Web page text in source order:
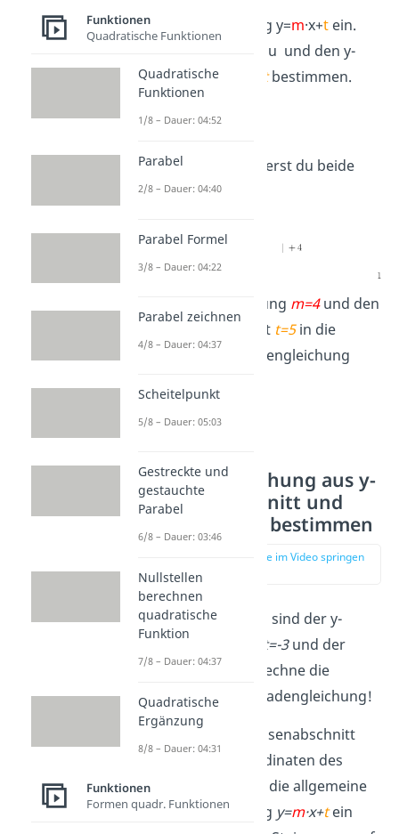
Geradengleichung y=m·x+t ein.
Dadurch kannst du und den y-
Achsenabschnitt
tbestimmen.
Als Nächstes addierst du beide
Seiten mit 4.
. Setze die Steigung m=4und den
y-Achsenabschnitt t=5in die
allgemeine Geradengleichung
Geradengleichung aus y-
Achsenabschnitt und
einem Punkt bestimmen
zur Stelle im Video springen
Beispiel: Gegeben sind der y-
Achsenabschnitt
t=-3und der
PunktP(2|1)
.Berechne die
zugehörende Geradengleichung!
1. Setze den y-Achsenabschnitt
und die Koordinaten des
Punktes
in die allgemeine
Geradengleichung y=m·x+tein
Funktionen
Quadratische Funktionen
Quadratische
Funktionen
1/8 – Dauer: 04:52
Parabel
2/8 – Dauer: 04:40
Parabel Formel
3/8 – Dauer: 04:22
Parabel zeichnen
4/8 – Dauer: 04:37
Scheitelpunkt
5/8 – Dauer: 05:03
Gestreckte und
gestauchte
Parabel
6/8 – Dauer: 03:46
Nullstellen
berechnen
quadratische
Funktion
7/8 – Dauer: 04:37
Quadratische
Ergänzung
8/8 – Dauer: 04:31
Funktionen
Formen quadr. Funktionen